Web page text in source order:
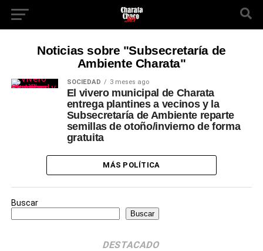
Noticias sobre "Subsecretaría de
Ambiente Charata"
SOCIEDAD 3 meses ago
El vivero municipal de Charata
entrega plantines a vecinos y la
Subsecretaría de Ambiente reparte
semillas de otoño/invierno de forma
gratuita
MÁS POLÍTICA
Buscar
Buscar
DESTACADO